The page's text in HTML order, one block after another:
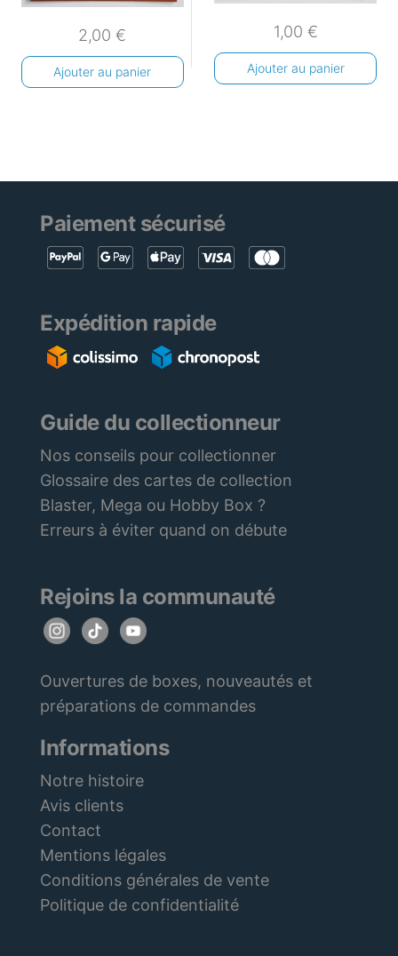
2,00€
Ajouter au panier
1,00 €
Ajouter au panier
Paiement sécurisé
Expédition rapide
Guide du collectionneur
Nos conseils pour collectionner
Glossaire des cartes de collection
Blaster, Mega ou Hobby Box ?
Erreurs à éviter quand on débute
Rejoins la communauté
Ouvertures de boxes, nouveautés et
préparations de commandes
Informations
Notre histoire
Avis clients
Contact
Mentions légales
Conditions générales de vente
Politique de confidentialité